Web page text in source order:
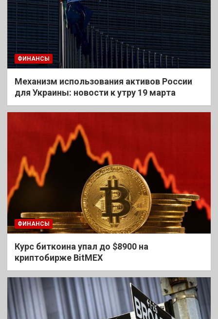
ФИНАНСЫ
Механизм использования активов России
для Украины: новости к утру 19 марта
ФИНАНСЫ
Курс биткоина упал до $8900 на
криптобирже BitMEX